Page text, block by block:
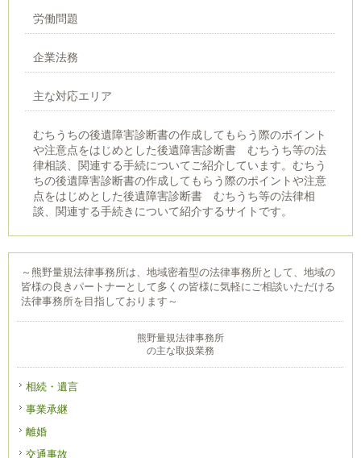
～熊野量規法律事務所は、地域密着型の法律事務所として、地域の
皆様の良きパートナーとして多くの皆様に気軽にご相談いただける
法律事務所を目指しております～
熊野量規法律事務所
の主な取扱業務
相続・遺言
事業承継
離婚
交通事故
労働問題
企業法務
主な対応エリア
むちうちの後遺障害診断書の作成してもらう際のポイント
や注意点をはじめとした後遺障害診断書 むちうち等の法
律相談、関連する手続についてご紹介しています。むちう
ちの後遺障害診断書の作成してもらう際のポイントや注意
点をはじめとした後遺障害診断書 むちうち等の法律相
談、関連する手続きについて紹介するサイトです。